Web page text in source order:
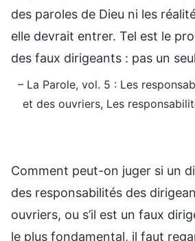
des paroles de Dieu ni les
elle devrait entrer. Tel est le
des faux dirigeants : pas un
– La Parole, vol. 5 : Les
et des ouvriers, Les
Comment peut-on juger si un
des responsabilités des
ouvriers, ou s’il est un faux
le plus fondamental, il faut